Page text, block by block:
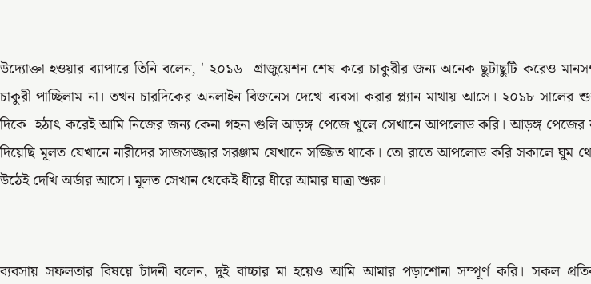
উদ্যোক্তা হওয়ার ব্যাপারে তিনি বলেন, ' ২০১৬ গ্রাজুয়েশন শেষ করে চাকুরীর জন্য অনেক ছুটাছুটি করেও
চাকুরী পাচ্ছিলাম না। তখন চারদিকের অনলাইন বিজনেস দেখে ব্যবসা করার প্ল্যান মাথায় আসে। ২০১৮ সালের
দিকে হঠাৎ করেই আমি নিজের জন্য কেনা গহনা গুলি আড়ঙ্গ পেজে খুলে সেখানে আপলোড করি। আড়ঙ্গ পেজের
দিয়েছি মূলত যেখানে নারীদের সাজসজ্জার সরঞ্জাম যেখানে সজ্জিত থাকে। তো রাতে আপলোড করি সকালে ঘুম
উঠেই দেখি অর্ডার আসে। মূলত সেখান থেকেই ধীরে ধীরে আমার যাত্রা শুরু।
ব্যবসায় সফলতার বিষয়ে চাঁদনী বলেন, দুই বাচ্চার মা হয়েও আমি আমার পড়াশোনা সম্পূর্ণ করি। সকল